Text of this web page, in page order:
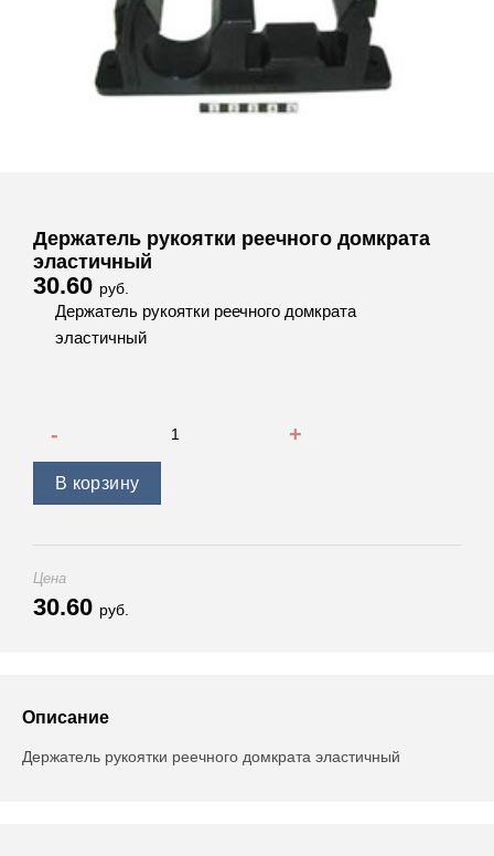
Держатель рукоятки реечного домкрата
эластичный
30.60 руб.
Держатель рукоятки реечного домкрата
эластичный
В корзину
Цена
30.60 руб.
Описание
Держатель рукоятки реечного домкрата эластичный